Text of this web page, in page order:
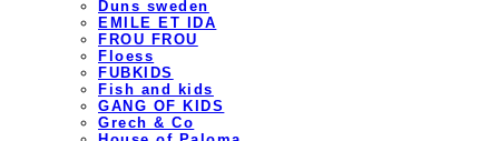
Duns sweden
EMILE ET IDA
FROU FROU
Floess
FUBKIDS
Fish and kids
GANG OF KIDS
Grech & Co